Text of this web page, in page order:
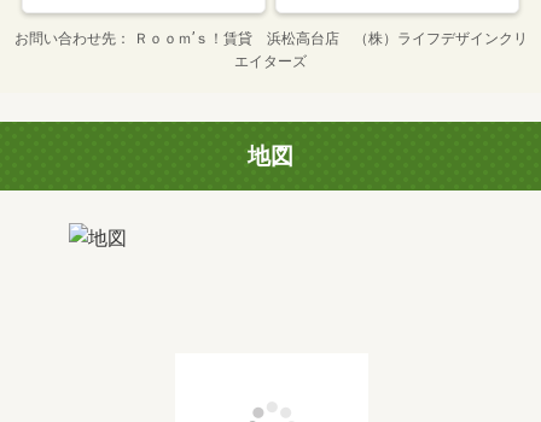
お問い合わせ先
Ｒｏｏｍ’ｓ！賃貸 浜松高台店 （株）ライフデザインクリ
エイターズ
地図